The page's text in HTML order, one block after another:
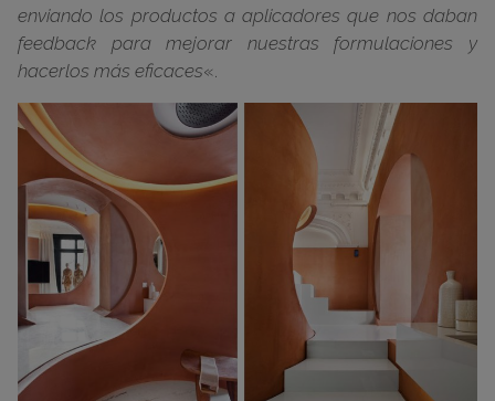
enviando los productos a aplicadores que nos daban
feedback para mejorar nuestras formulaciones y
hacerlos más eficaces«.